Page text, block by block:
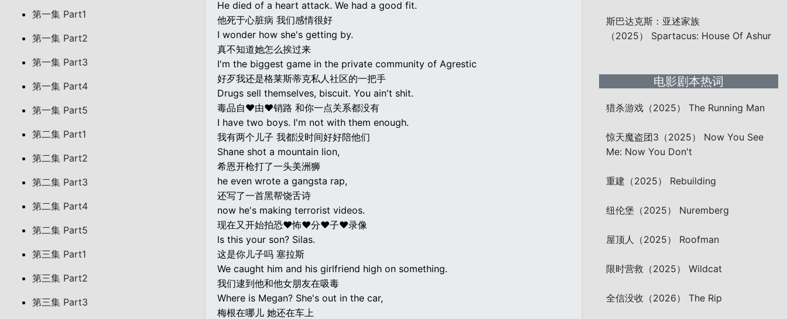
第一集 Part1
第一集 Part2
第一集 Part3
第一集 Part4
第一集 Part5
第二集 Part1
第二集 Part2
第二集 Part3
第二集 Part4
第二集 Part5
第三集 Part1
第三集 Part2
第三集 Part3
He died of a heart attack. We had a good fit.
他死于心脏病 我们感情很好
I wonder how she's getting by.
真不知道她怎么挨过来
I'm the biggest game in the private community of Agrestic
好歹我还是格莱斯蒂克私人社区的一把手
Drugs sell themselves, biscuit. You ain't shit.
毒品自♥由♥销路 和你一点关系都没有
I have two boys. I'm not with them enough.
我有两个儿子 我都没时间好好陪他们
Shane shot a mountain lion,
希恩开枪打了一头美洲狮
he even wrote a gangsta rap,
还写了一首黑帮饶舌诗
now he's making terrorist videos.
现在又开始拍恐♥怖♥分♥子♥录像
ls this your son? Silas.
这是你儿子吗 塞拉斯
We caught him and his girlfriend high on something.
我们逮到他和他女朋友在吸毒
Where is Megan? She's out in the car,
梅根在哪儿 她还在车上
斯巴达克斯：亚述家族
（2025） Spartacus: House Of Ashur
电影剧本热词
猎杀游戏（2025） The Running Man
惊天魔盗团3（2025） Now You See
Me: Now You Don't
重建（2025） Rebuilding
纽伦堡（2025） Nuremberg
屋顶人（2025） Roofman
限时营救（2025） Wildcat
全信没收（2026） The Rip